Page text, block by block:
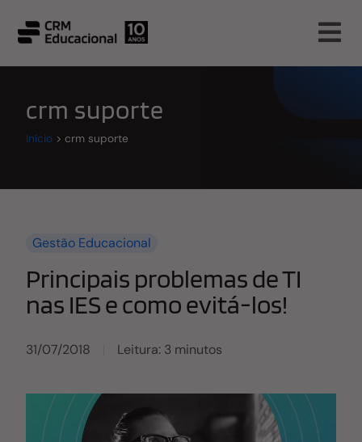
crm suporte
Início >crm suporte
Gestão Educacional
Principais problemas de TI
nas IES e como evitá-los!
31/07/2018 Leitura: 3 minutos